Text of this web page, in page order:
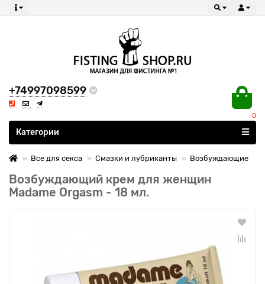
+74997098599
0
Все категории
Категории
Все для секса Смазки и лубриканты Возбуждающие
Возбуждающий крем для женщин
Madame Orgasm - 18 мл.